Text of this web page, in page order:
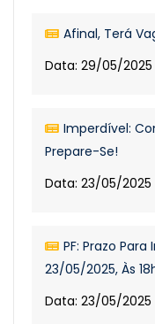
Afinal, Terá
Data: 29/05/2025
Imperdível:
Prepare-Se!
Data: 23/05/2025
PF: Prazo
23/05/2025, Às
Data: 23/05/2025